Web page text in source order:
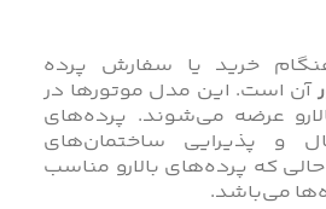
خرید یا سفارش پرده
آن است. این مدل موتورها در
عرضه می‌شوند. پرده‌های
و پذیرایی ساختمان‌های
که پرده‌های بالارو مناسب
می‌باشد.